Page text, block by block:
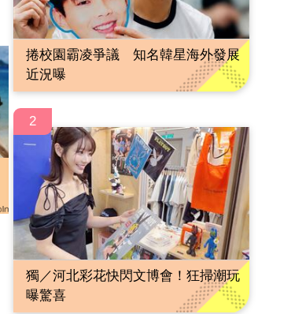
捲校園霸凌爭議 知名韓星海外發展
近況曝
2
獨／河北彩花快閃文博會！狂掃潮玩
曝驚喜